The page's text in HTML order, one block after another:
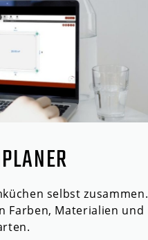
selbst zusammen.
Farben, Materialien und